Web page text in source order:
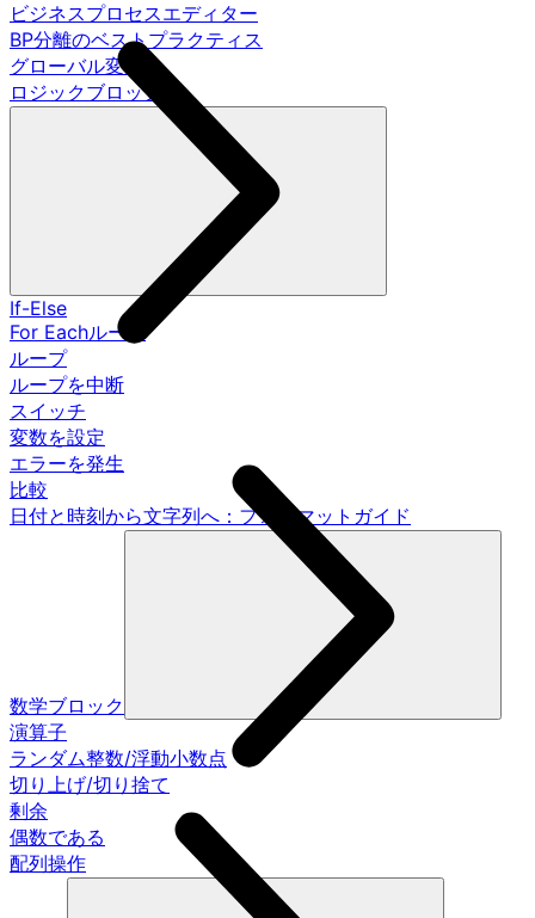
ビジネスプロセスエディター
BP分離のベストプラクティス
グローバル変数
ロジックブロック
If-Else
For Eachループ
ループ
ループを中断
スイッチ
変数を設定
エラーを発生
比較
日付と時刻から文字列へ：フォーマットガイド
数学ブロック
演算子
ランダム整数/浮動小数点
切り上げ/切り捨て
剰余
偶数である
配列操作